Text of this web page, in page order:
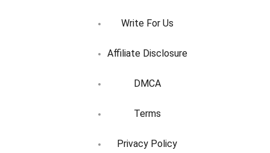
Write For Us
Affiliate Disclosure
DMCA
Terms
Privacy Policy